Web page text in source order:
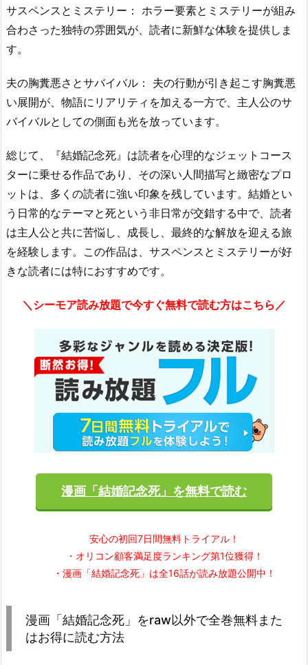
サスペンスとミステリー： ホラー要素とミステリーが組み
合わさった独特の雰囲気が、読者に新鮮な体験を提供しま
す。
夫の胸糞悪さとサバイバル： 夫の行動が引き起こす胸糞悪
い展開が、物語にリアリティを加える一方で、主人公のサ
バイバルとしての側面も光を放っています。
総じて、『結婚記念死』は読者を心理的なジェットコース
ターに乗せる作品であり、その深い人間描写と緻密なプロ
ットは、多くの読者に強い印象を残しています。結婚とい
う日常的なテーマと死という非日常が交錯する中で、読者
は主人公と共に苦悩し、成長し、最終的な解放を迎える旅
を経験します。この作品は、サスペンスとミステリーが好
きな読者には特におすすめです。
＼シーモア読み放題で今すぐ無料で読む方はこちら／
漫画「結婚記念死」を無料で読む
安心の初回7日間無料トライアル！
・オリコン顧客満足度ランキング第1位獲得！
・漫画「結婚記念死」は全16話が読み放題公開中！
漫画「結婚記念死」をraw以外で全巻無料また
はお得に読む方法